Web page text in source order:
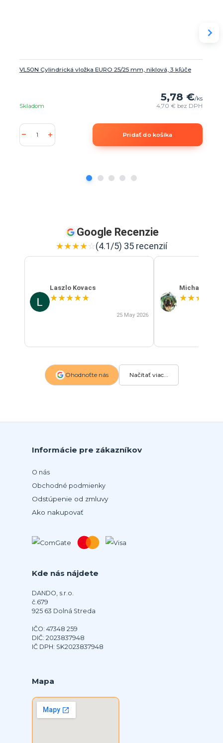
VL50N Cylindrická vložka EURO 25/25 mm, niklová, 3 kľúče
5,78 €/ks
4,70 € bez DPH
Skladom
Pridať do košíka
Google Recenzie
★★★★☆(4.1/5) 35 recenzií
Laszlo Kovacs
★★★★★
25 May 2026
Michal Szabo
★★★
Ohodnoťte nás Načítať viac...
Informácie pre zákazníkov
O nás
Obchodné podmienky
Odstúpenie od zmluvy
Ako nakupovať
Kde nás nájdete
DANDO, s.r.o.
č.679
925 63 Dolná Streda
IČO: 47348 259
DIČ: 2023837948
IČ DPH: SK2023837948
Mapa